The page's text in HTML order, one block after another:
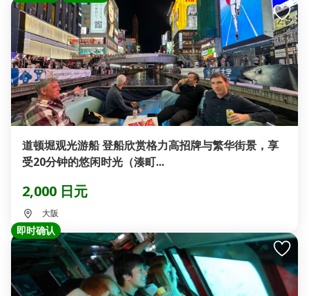
道顿堀观光游船 登船欣赏格力高招牌与繁华街景，享
受20分钟的悠闲时光（湊町...
2,000 日元
大阪
即时确认